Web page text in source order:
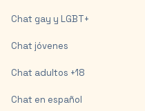
Chat gay y LGBT+
Chat jóvenes
Chat adultos +18
Chat en español